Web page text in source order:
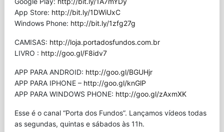
App Store: http://bit.ly/1DWiUxC
Windows Phone: http://bit.ly/1zfg27g
CAMISAS: http://loja.portadosfundos.com.br
LIVRO : http://goo.gl/F8idv7
APP PARA ANDROID: http://goo.gl/BGUHjr
APP PARA IPHONE – http://goo.gl/knGlP
APP PARA WINDOWS PHONE: http://goo.gl/zAxmXK
Esse é o canal “Porta dos Fundos”. Lançamos vídeos todas
as segundas, quintas e sábados às 11h.